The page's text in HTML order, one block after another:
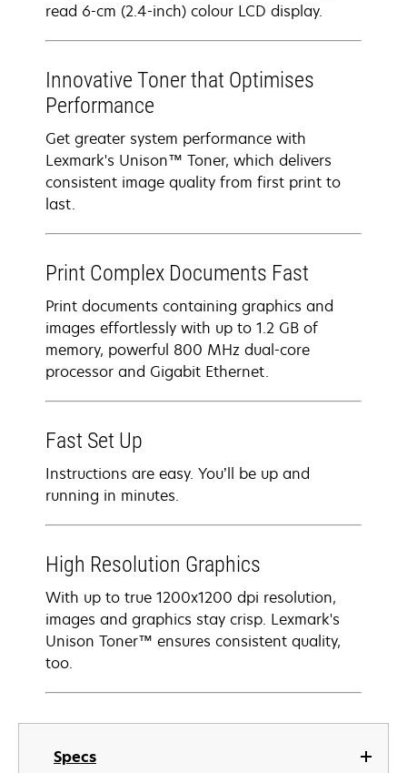
Specs
read 6-cm (2.4-inch) colour LCD display.
Innovative Toner that Optimises
Performance
Get greater system performance with
Lexmark's Unison™ Toner, which delivers
consistent image quality from first print to
last.
Print Complex Documents Fast
Print documents containing graphics and
images effortlessly with up to 1.2 GB of
memory, powerful 800 MHz dual-core
processor and Gigabit Ethernet.
Fast Set Up
Instructions are easy. You’ll be up and
running in minutes.
High Resolution Graphics
With up to true 1200x1200 dpi resolution,
images and graphics stay crisp. Lexmark's
Unison Toner™ ensures consistent quality,
too.